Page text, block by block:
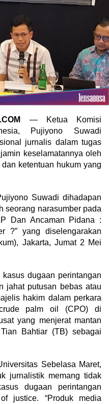
— Ketua Komisi
Pujiyono Suwadi
jurnalis dalam tugas
keselamatannya oleh
ketentuan hukum yang
Suwadi dihadapan
seorang narasumber pada
Dan Ancaman Pidana :
?” yang diselengarakan
Jakarta, Jumat 2 Mei
dugaan perintangan
jahat putusan bebas atau
hakim dalam perkara
palm oil (CPO) di
yang menjerat mantan
Bahtiar (TB) sebagai
Sebelasa Maret,
jurnalistik memang tidak
dugaan perintangan
justice. “Produk media